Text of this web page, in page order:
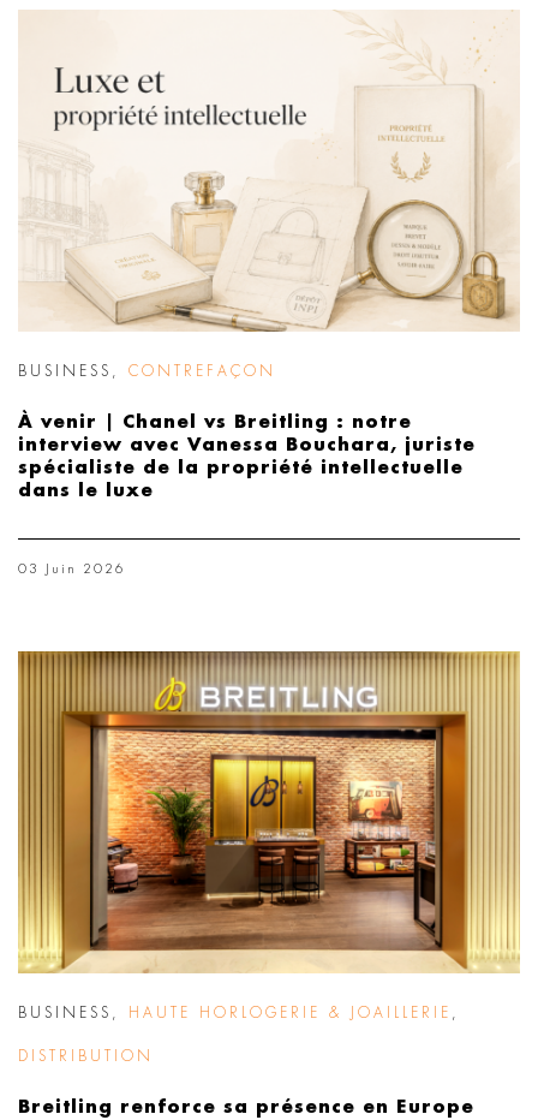
BUSINESS CONTREFAÇON
À venir | Chanel vs Breitling : notre
interview avec Vanessa Bouchara, juriste
spécialiste de la propriété intellectuelle
dans le luxe
03 Juin 2026
BUSINESS HAUTE HORLOGERIE & JOAILLERIE
DISTRIBUTION
Breitling renforce sa présence en Europe